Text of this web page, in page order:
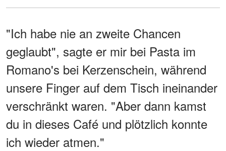
"Ich habe nie an zweite Chancen
geglaubt", sagte er mir bei Pasta im
Romano's bei Kerzenschein, während
unsere Finger auf dem Tisch ineinander
verschränkt waren. "Aber dann kamst
du in dieses Café und plötzlich konnte
ich wieder atmen."